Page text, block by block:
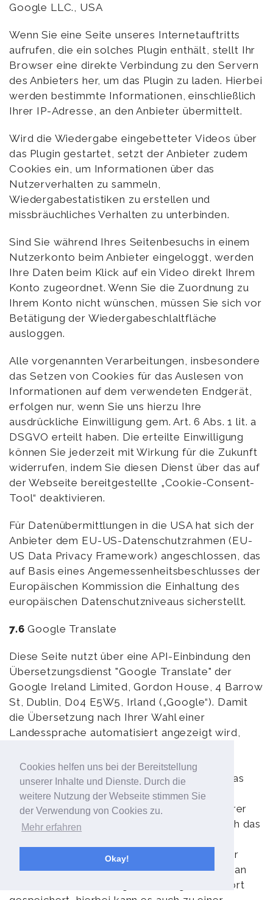
Cookies helfen uns bei der Bereitstellung
unserer Inhalte und Dienste. Durch die
weitere Nutzung der Webseite stimmen Sie
der Verwendung von Cookies zu.
Mehr erfahren
Okay!
Google LLC., USA
Wenn Sie eine Seite unseres Internetauftritts
aufrufen, die ein solches Plugin enthält, stellt Ihr
Browser eine direkte Verbindung zu den Servern
des Anbieters her, um das Plugin zu laden. Hierbei
werden bestimmte Informationen, einschließlich
Ihrer IP-Adresse, an den Anbieter übermittelt.
Wird die Wiedergabe eingebetteter Videos über
das Plugin gestartet, setzt der Anbieter zudem
Cookies ein, um Informationen über das
Nutzerverhalten zu sammeln,
Wiedergabestatistiken zu erstellen und
missbräuchliches Verhalten zu unterbinden.
Sind Sie während Ihres Seitenbesuchs in einem
Nutzerkonto beim Anbieter eingeloggt, werden
Ihre Daten beim Klick auf ein Video direkt Ihrem
Konto zugeordnet. Wenn Sie die Zuordnung zu
Ihrem Konto nicht wünschen, müssen Sie sich vor
Betätigung der Wiedergabeschlaltfläche
ausloggen.
Alle vorgenannten Verarbeitungen, insbesondere
das Setzen von Cookies für das Auslesen von
Informationen auf dem verwendeten Endgerät,
erfolgen nur, wenn Sie uns hierzu Ihre
ausdrückliche Einwilligung gem. Art. 6 Abs. 1 lit. a
DSGVO erteilt haben. Die erteilte Einwilligung
können Sie jederzeit mit Wirkung für die Zukunft
widerrufen, indem Sie diesen Dienst über das auf
der Webseite bereitgestellte „Cookie-Consent-
Tool“ deaktivieren.
Für Datenübermittlungen in die USA hat sich der
Anbieter dem EU-US-Datenschutzrahmen (EU-
US Data Privacy Framework) angeschlossen, das
auf Basis eines Angemessenheitsbeschlusses der
Europäischen Kommission die Einhaltung des
europäischen Datenschutzniveaus sicherstellt.
7.6 Google Translate
Diese Seite nutzt über eine API-Einbindung den
Übersetzungsdienst "Google Translate" der
Google Ireland Limited, Gordon House, 4 Barrow
St, Dublin, D04 E5W5, Irland („Google“). Damit
die Übersetzung nach Ihrer Wahl einer
Landessprache automatisiert angezeigt wird,
Verbindung zu den Servern von Google auf.
Google verwendet hierbei sog. "Cookies", das
sind Textdateien, die auf Ihrem Computer
gespeichert werden und die eine Analyse Ihrer
Nutzung der Website ermöglichen. Die durch das
Benutzung dieser Website (einschließlich der
gekürzten IP-Adresse) werden in der Regel an
einen Server von Google übertragen und dort